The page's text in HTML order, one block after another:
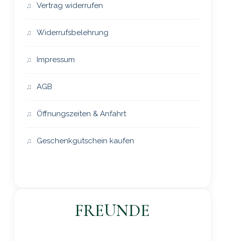
Vertrag widerrufen
Widerrufsbelehrung
Impressum
AGB
Öffnungszeiten & Anfahrt
Geschenkgutschein kaufen
FREUNDE